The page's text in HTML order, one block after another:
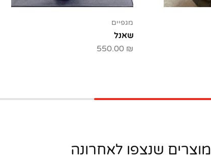
מגפיים
שאנל
550.00 ₪
מוצרים שנצפו לאחרונה